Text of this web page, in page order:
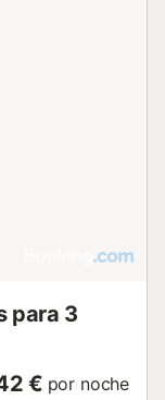
para 3
€ por noche